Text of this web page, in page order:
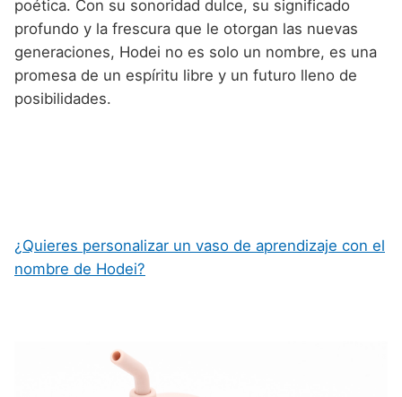
poética. Con su sonoridad dulce, su significado
profundo y la frescura que le otorgan las nuevas
generaciones, Hodei no es solo un nombre, es una
promesa de un espíritu libre y un futuro lleno de
posibilidades.
¿Quieres personalizar un vaso de aprendizaje con el
nombre de Hodei?